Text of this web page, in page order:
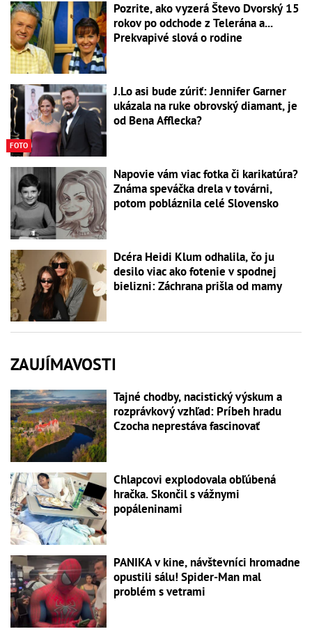
Pozrite, ako vyzerá Števo Dvorský 15
rokov po odchode z Telerána a...
Prekvapivé slová o rodine
FOTO
J.Lo asi bude zúriť: Jennifer Garner
ukázala na ruke obrovský diamant, je
od Bena Afflecka?
Napovie vám viac fotka či karikatúra?
Známa speváčka drela v továrni,
potom pobláznila celé Slovensko
Dcéra Heidi Klum odhalila, čo ju
desilo viac ako fotenie v spodnej
bielizni: Záchrana prišla od mamy
ZAUJÍMAVOSTI
Tajné chodby, nacistický výskum a
rozprávkový vzhľad: Príbeh hradu
Czocha neprestáva fascinovať
Chlapcovi explodovala obľúbená
hračka. Skončil s vážnymi
popáleninami
PANIKA v kine, návštevníci hromadne
opustili sálu! Spider-Man mal
problém s vetrami